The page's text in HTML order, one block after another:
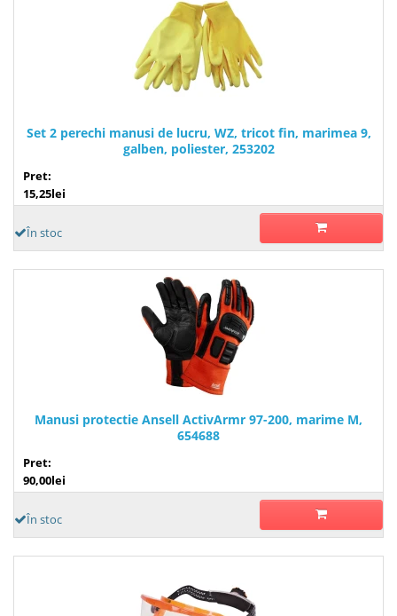
Set 2 perechi manusi de lucru, WZ, tricot fin, marimea 9,
galben, poliester, 253202
Pret:
15,25lei
În stoc
Manusi protectie Ansell ActivArmr 97-200, marime M,
654688
Pret:
90,00lei
În stoc